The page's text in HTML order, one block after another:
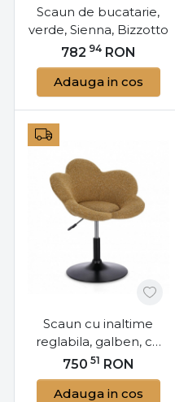
Scaun de bucatarie,
verde, Sienna, Bizzotto
782 94 RON
Adauga in cos
Scaun cu inaltime
reglabila, galben, cu
picior negru, Fleur, Yes
750 51 RON
Adauga in cos